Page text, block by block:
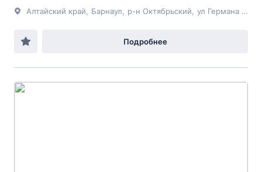
Алтайский край Барнаул р-н Октябрьский ул Германа Титова
Подробнее